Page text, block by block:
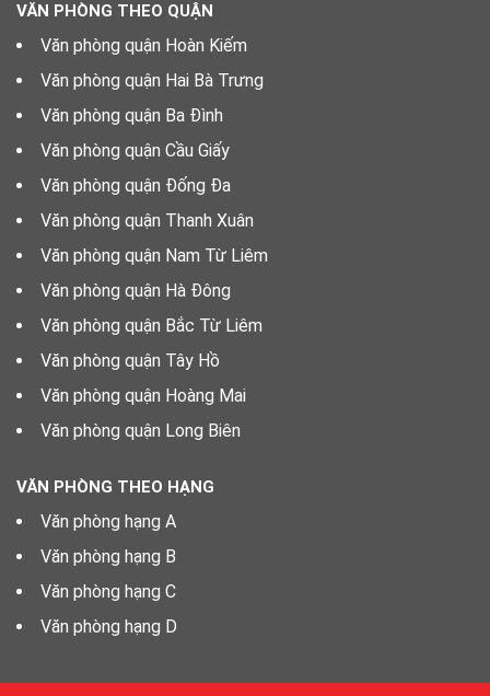
VĂN PHÒNG THEO QUẬN
Văn phòng quận Hoàn Kiếm
Văn phòng quận Hai Bà Trưng
Văn phòng quận Ba Đình
Văn phòng quận Cầu Giấy
Văn phòng quận Đống Đa
Văn phòng quận Thanh Xuân
Văn phòng quận Nam Từ Liêm
Văn phòng quận Hà Đông
Văn phòng quận Bắc Từ Liêm
Văn phòng quận Tây Hồ
Văn phòng quận Hoàng Mai
Văn phòng quận Long Biên
VĂN PHÒNG THEO HẠNG
Văn phòng hạng A
Văn phòng hạng B
Văn phòng hạng C
Văn phòng hạng D